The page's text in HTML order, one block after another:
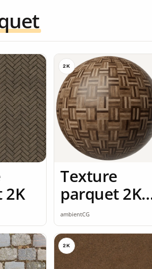
2K
2K
Texture
parquet 2K
seamless
ambientCG
2K